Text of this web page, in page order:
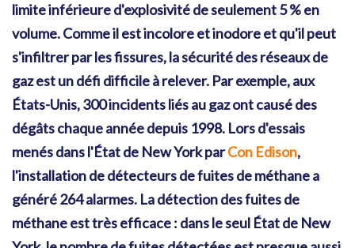
limite inférieure d'explosivité de seulement 5 % en
volume. Comme il est incolore et inodore et qu'il peut
s'infiltrer par les fissures, la sécurité des réseaux de
gaz est un défi difficile à relever. Par exemple, aux
États-Unis, 300 incidents liés au gaz ont causé des
dégâts chaque année depuis 1998. Lors d'essais
menés dans l'État de New York parCon Edison,
l'installation de détecteurs de fuites de méthane a
généré 264 alarmes. La détection des fuites de
méthane est très efficace : dans le seul État de New